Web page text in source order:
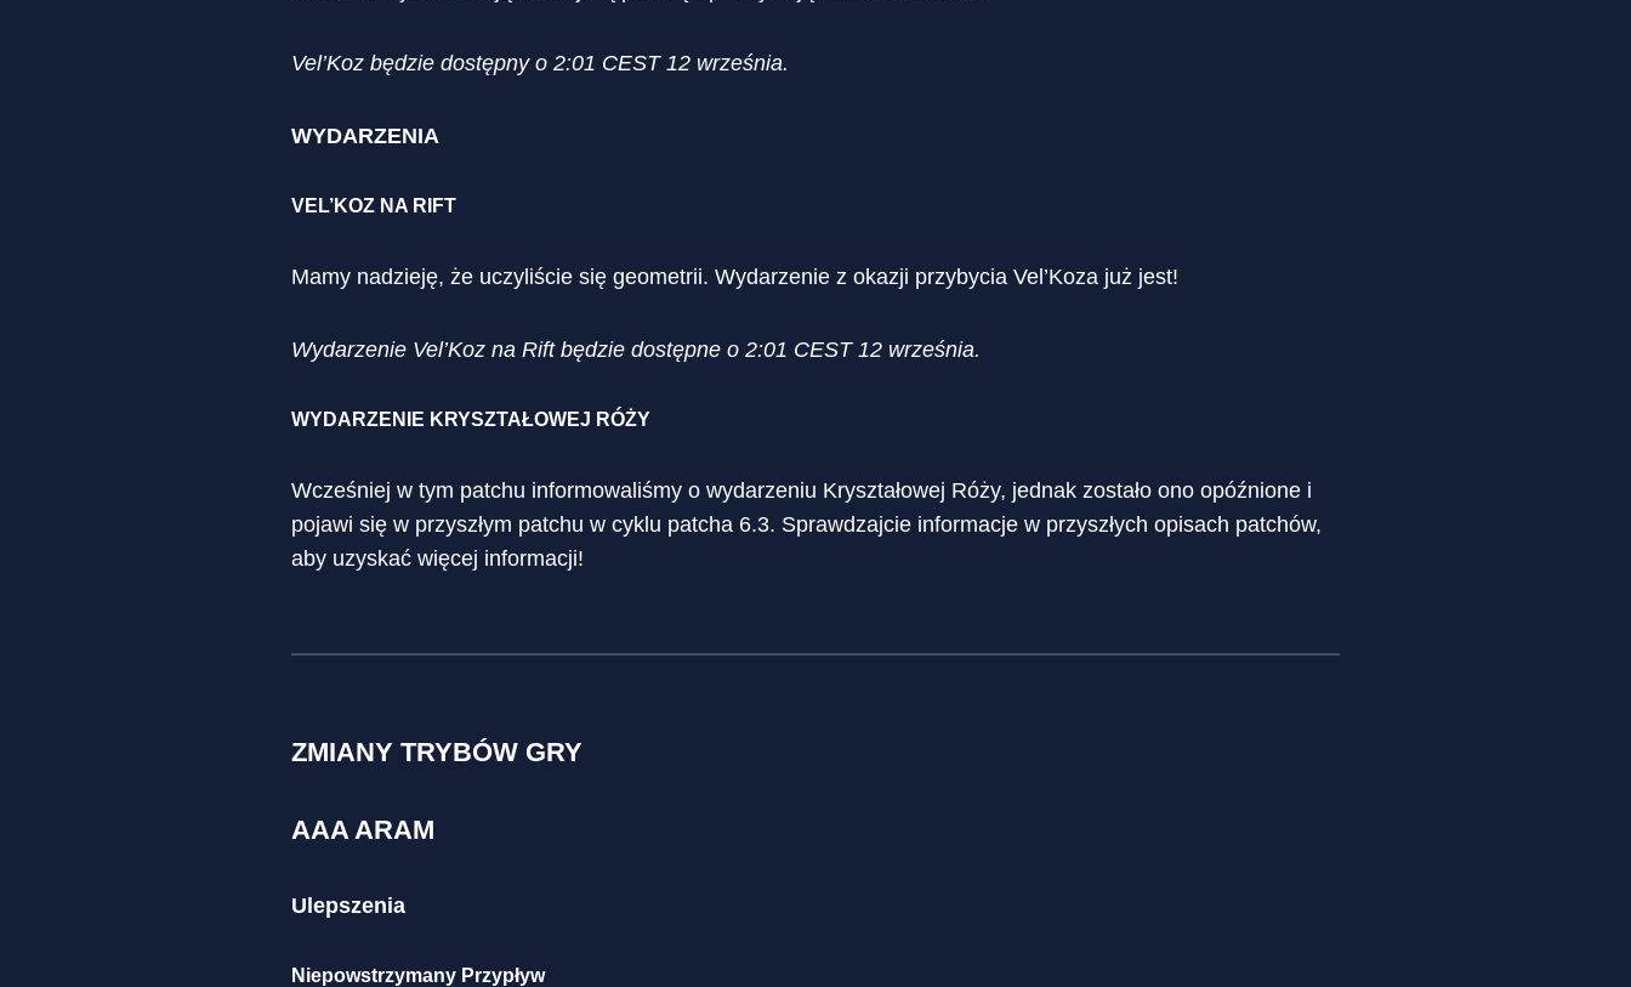
Vel’Koz będzie dostępny o 2:01 CEST 12 września.
WYDARZENIA
VEL’KOZ NA RIFT
Mamy nadzieję, że uczyliście się geometrii. Wydarzenie z okazji przybycia Vel’Koza już jest!
Wydarzenie Vel’Koz na Rift będzie dostępne o 2:01 CEST 12 września.
WYDARZENIE KRYSZTAŁOWEJ RÓŻY
Wcześniej w tym patchu informowaliśmy o wydarzeniu Kryształowej Róży, jednak zostało ono opóźnione i
pojawi się w przyszłym patchu w cyklu patcha 6.3. Sprawdzajcie informacje w przyszłych opisach patchów,
aby uzyskać więcej informacji!
ZMIANY TRYBÓW GRY
AAA ARAM
Ulepszenia
Niepowstrzymany Przypływ